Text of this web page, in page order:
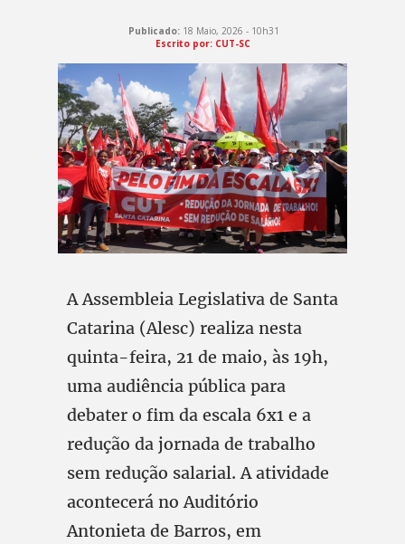
Publicado: 18 Maio, 2026 - 10h31
Escrito por: CUT-SC
A Assembleia Legislativa de Santa
Catarina (Alesc) realiza nesta
quinta-feira, 21 de maio, às 19h,
uma audiência pública para
debater o fim da escala 6x1 e a
redução da jornada de trabalho
sem redução salarial. A atividade
acontecerá no Auditório
Antonieta de Barros, em